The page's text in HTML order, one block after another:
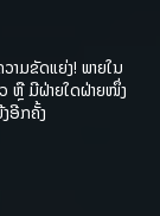
າມຂັດແຍ່ງ! ພາຍໃນ
ຫຼື ມີຝ່າຍໃດຝ່າຍໜຶ່ງ
ອີກຄັ້ງ